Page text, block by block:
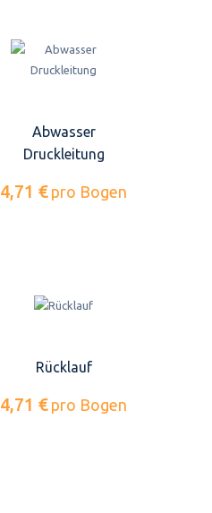
Abwasser
Druckleitung
4,71 € pro Bogen
Rücklauf
4,71 € pro Bogen